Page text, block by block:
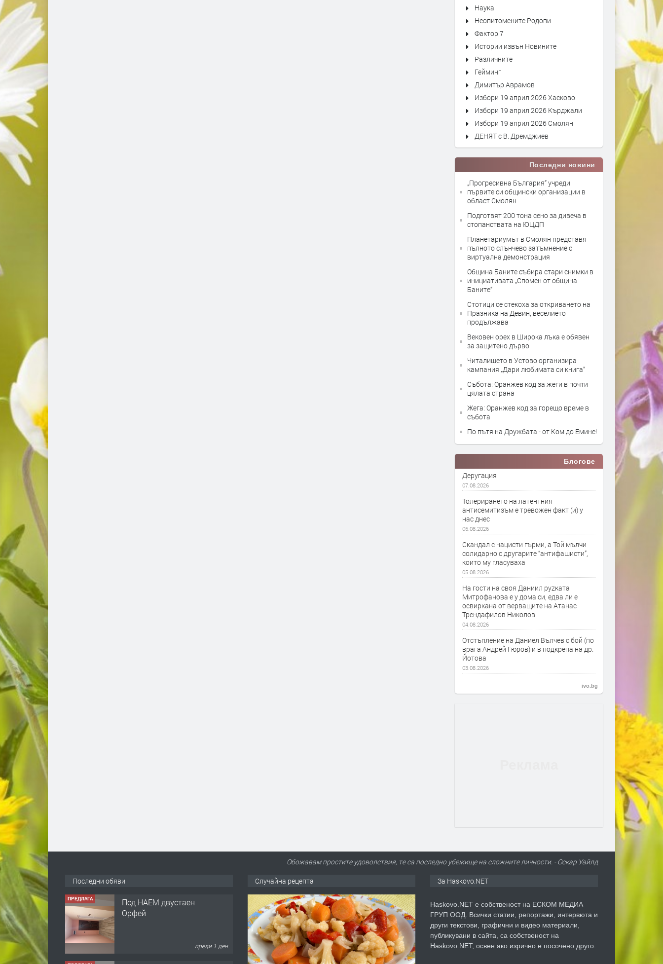
Наука
Неопитомените Родопи
Фактор 7
Истории извън Новините
Различните
Гейминг
Димитър Аврамов
Избори 19 април 2026 Хасково
Избори 19 април 2026 Кърджали
Избори 19 април 2026 Смолян
ДЕНЯТ с В. Дремджиев
Последни новини
„Прогресивна България“ учреди
първите си общински организации в
област Смолян
Подготвят 200 тона сено за дивеча в
стопанствата на ЮЦДП
Планетариумът в Смолян представя
пълното слънчево затъмнение с
виртуална демонстрация
Община Баните събира стари снимки в
инициативата „Спомен от община
Баните“
Стотици се стекоха за откриването на
Празника на Девин, веселието
продължава
Вековен орех в Широка лъка е обявен
за защитено дърво
Читалището в Устово организира
кампания „Дари любимата си книга“
Събота: Оранжев код за жеги в почти
цялата страна
Жега: Оранжев код за горещо време в
събота
По пътя на Дружбата - от Ком до Емине!
Блогове
Деругация
07.08.2026
Толерирането на латентния
антисемитизъм е тревожен факт (и) у
нас днес
06.08.2026
Скандал с нацисти гърми, а Той мълчи
солидарно с другарите “антифашисти”,
които му гласуваха
05.08.2026
На гости на своя Даниил руzката
Митрофанова е у дома си, едва ли е
освиркана от верващите на Атанас
Трендафилов Николов
04.08.2026
Отстъпление на Даниел Вълчев с бой (по
врага Андрей Гюров) и в подкрепа на др.
Йотова
03.08.2026
ivo.bg
Обожавам простите удоволствия, те са последно убежище на сложните личности. - Оскар Уайлд
Последни обявиПод НАЕМ двустаен
ПРЕДЛАГА
Нов апартамент на ул.
Случайна рецепта За Haskovo.NET
Haskovo.NET е собственост на ЕСКОМ МЕДИА
ГРУП ООД. Всички статии, репортажи, интервюта и
други текстови, графични и видео материали,
публикувани в сайта, са собственост на
Haskovo.NET, освен ако изрично е посочено друго.